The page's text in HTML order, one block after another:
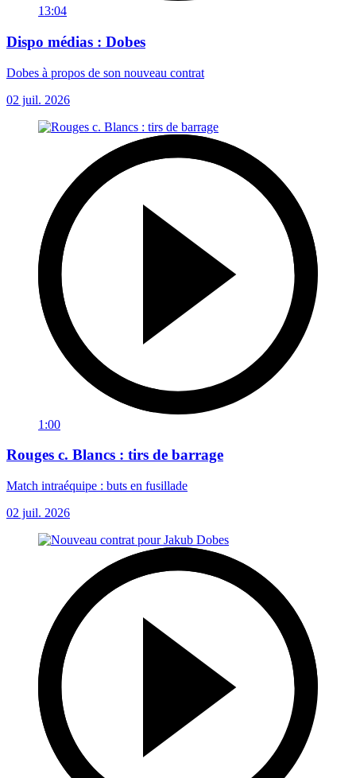
13:04
Dispo médias : Dobes
Dobes à propos de son nouveau contrat
02 juil. 2026
1:00
Rouges c. Blancs : tirs de barrage
Match intraéquipe : buts en fusillade
02 juil. 2026